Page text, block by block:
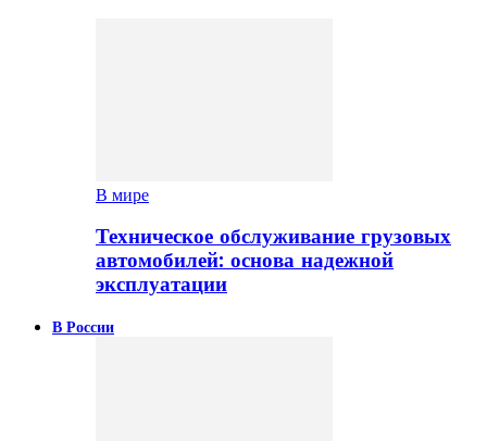
В мире
Техническое обслуживание грузовых
автомобилей: основа надежной
эксплуатации
В России